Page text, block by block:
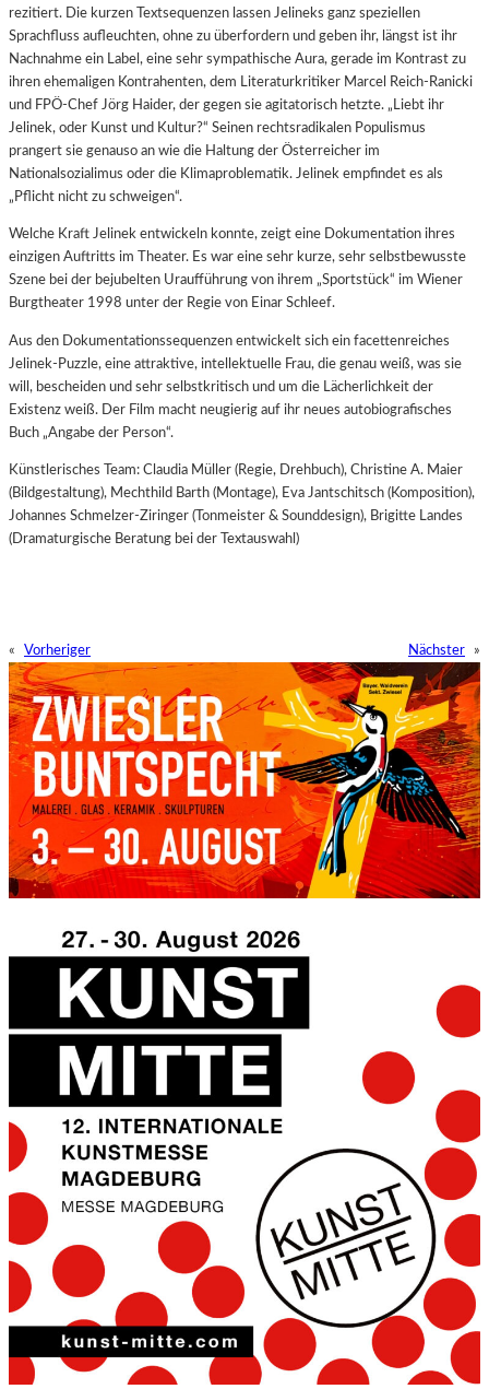
rezitiert. Die kurzen Textsequenzen lassen Jelineks ganz speziellen
Sprachfluss aufleuchten, ohne zu überfordern und geben ihr, längst ist ihr
Nachnahme ein Label, eine sehr sympathische Aura, gerade im Kontrast zu
ihren ehemaligen Kontrahenten, dem Literaturkritiker Marcel Reich-Ranicki
und FPÖ-Chef Jörg Haider, der gegen sie agitatorisch hetzte. „Liebt ihr
Jelinek, oder Kunst und Kultur?“ Seinen rechtsradikalen Populismus
prangert sie genauso an wie die Haltung der Österreicher im
Nationalsozialimus oder die Klimaproblematik. Jelinek empfindet es als
„Pflicht nicht zu schweigen“.
Welche Kraft Jelinek entwickeln konnte, zeigt eine Dokumentation ihres
einzigen Auftritts im Theater. Es war eine sehr kurze, sehr selbstbewusste
Szene bei der bejubelten Uraufführung von ihrem „Sportstück“ im Wiener
Burgtheater 1998 unter der Regie von Einar Schleef.
Aus den Dokumentationssequenzen entwickelt sich ein facettenreiches
Jelinek-Puzzle, eine attraktive, intellektuelle Frau, die genau weiß, was sie
will, bescheiden und sehr selbstkritisch und um die Lächerlichkeit der
Existenz weiß. Der Film macht neugierig auf ihr neues autobiografisches
Buch „Angabe der Person“.
Künstlerisches Team: Claudia Müller (Regie, Drehbuch), Christine A. Maier
(Bildgestaltung), Mechthild Barth (Montage), Eva Jantschitsch (Komposition),
Johannes Schmelzer-Ziringer (Tonmeister & Sounddesign), Brigitte Landes
(Dramaturgische Beratung bei der Textauswahl)
« Vorheriger Nächster »